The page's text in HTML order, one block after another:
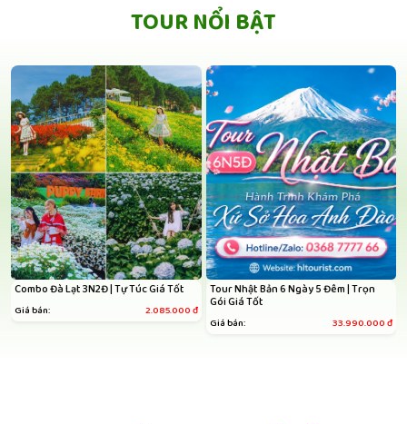
TOUR NỔI BẬT
Combo Đà Lạt 3N2Đ | Tự Túc Giá Tốt
Giá bán: 2.085.000đ
Tour Nhật Bản 6 Ngày 5 Đêm | Trọn
Gói Giá Tốt
Giá bán: 33.990.000đ